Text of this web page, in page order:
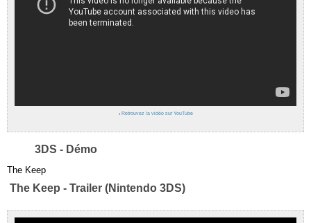
› Retrouvez la vidéo sur YouTube
3DS - Démo
The Keep
The Keep - Trailer (Nintendo 3DS)